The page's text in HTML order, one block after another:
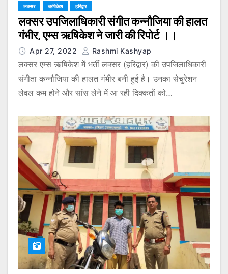
लक्सर ऋषिकेश हरिद्वार
लक्सर उपजिलाधिकारी संगीत कन्नौजिया की हालत
गंभीर, एम्स ऋषिकेश ने जारी की रिपोर्ट ।।
Apr 27, 2022 Rashmi Kashyap
लक्सर एम्स ऋषिकेश में भर्ती लक्सर (हरिद्वार) की उपजिलाधिकारी
संगीता कन्नौजिया की हालत गंभीर बनी हुई है। उनका सेचुरेशन
लेवल कम होने और सांस लेने में आ रही दिक्कतों को…